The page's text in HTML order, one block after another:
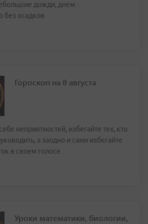
дожди, днем -
без осадков
Гороскоп на 8 августа
неприятностей, избегайте тех, кто
а заодно и сами избегайте
в своем голосе
Уроки математики, биологии,